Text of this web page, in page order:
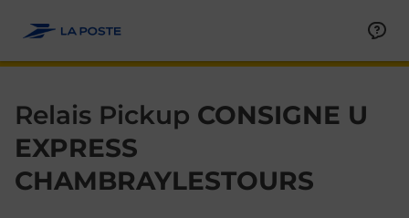
Relais Pickup CONSIGNE U
EXPRESS
CHAMBRAYLESTOURS